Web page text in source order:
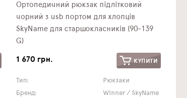
Ортопедичний рюкзак підлітковий
чорний з usb портом для хлопців
SkyName для старшокласників (90-139
G)
1 670 грн. КУПИТИ
Тип:
Рюкзаки
Бренд:
Winner / SkyName